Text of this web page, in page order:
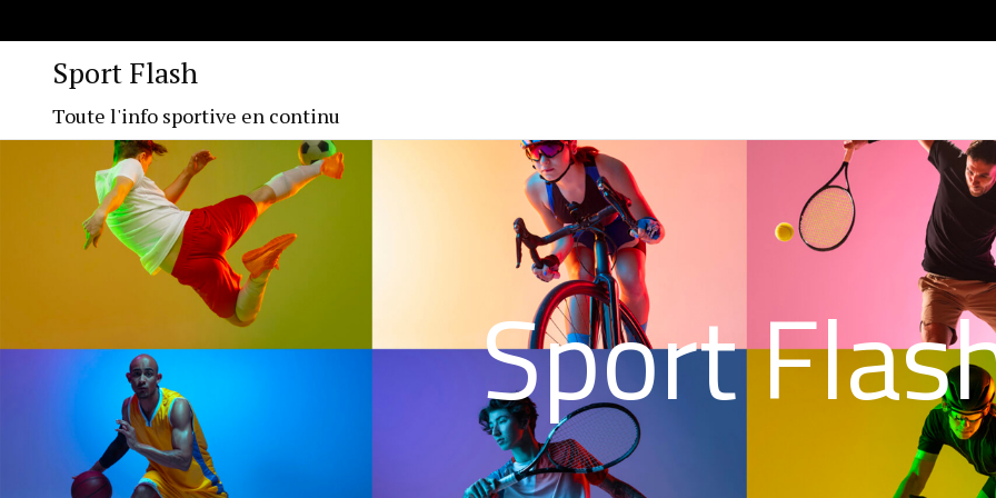
Sport Flash
Toute l'info sportive en continu
Sport